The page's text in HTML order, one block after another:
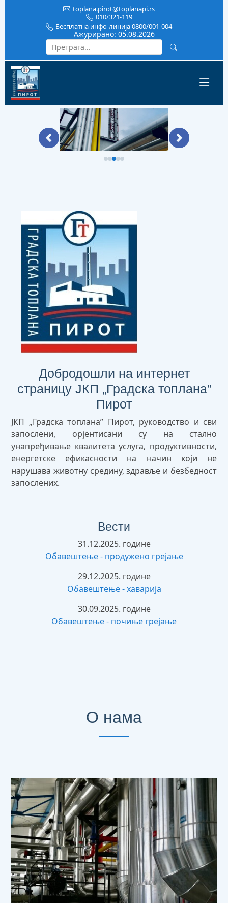
toplana.pirot@toplanapi.rs
010/321-119
Бесплатна инфо-линија 0800/001-004
Ажурирано: 05.08.2026
Добродошли на интернет
страницу ЈКП „Градска топлана”
Пирот
ЈКП „Градска топлана” Пирот, руководство и сви
запослени, орјентисани су на стално
унапређивање квалитета услуга, продуктивности,
енергетске ефикасности на начин који не
нарушава животну средину, здравље и безбедност
запослених.
Вести
31.12.2025. године
Обавештење - продужено грејање
29.12.2025. године
Обавештење - хаварија
30.09.2025. године
Обавештење - почиње грејање
О нама